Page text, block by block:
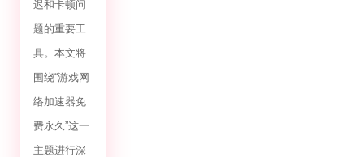
迟和卡顿问
题的重要工
具。本文将
围绕“游戏网
络加速器免
费永久”这一
主题进行深